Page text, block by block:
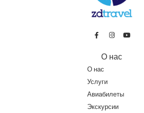
О нас
О нас
Услуги
Авиабилеты
Экскурсии